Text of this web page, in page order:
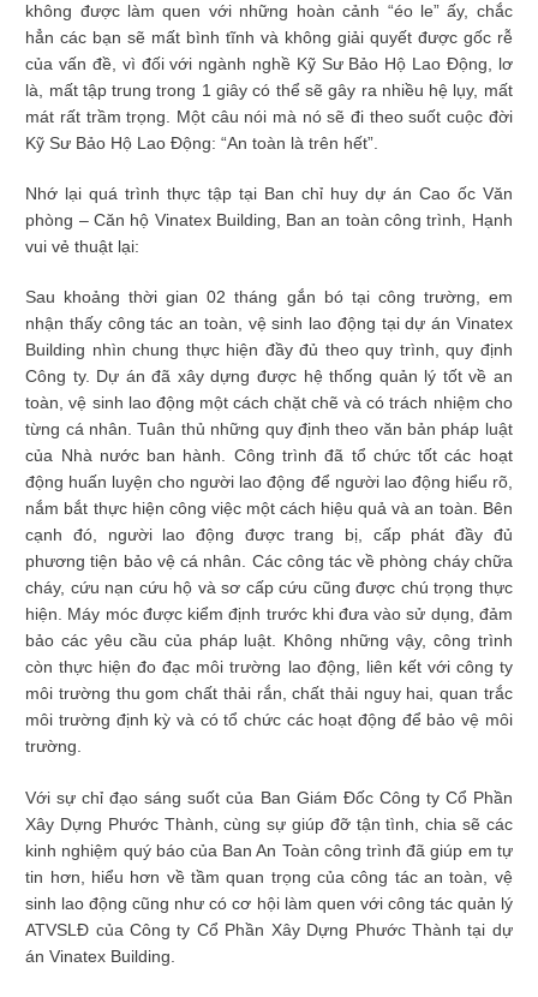
không được làm quen với những hoàn cảnh “éo le” ấy, chắc
hẳn các bạn sẽ mất bình tĩnh và không giải quyết được gốc rễ
của vấn đề, vì đối với ngành nghề Kỹ Sư Bảo Hộ Lao Động, lơ
là, mất tập trung trong 1 giây có thể sẽ gây ra nhiều hệ lụy, mất
mát rất trầm trọng. Một câu nói mà nó sẽ đi theo suốt cuộc đời
Kỹ Sư Bảo Hộ Lao Động: “An toàn là trên hết”.
Nhớ lại quá trình thực tập tại Ban chỉ huy dự án Cao ốc Văn
phòng – Căn hộ Vinatex Building, Ban an toàn công trình, Hạnh
vui vẻ thuật lại:
Sau khoảng thời gian 02 tháng gắn bó tại công trường, em
nhận thấy công tác an toàn, vệ sinh lao động tại dự án Vinatex
Building nhìn chung thực hiện đầy đủ theo quy trình, quy định
Công ty. Dự án đã xây dựng được hệ thống quản lý tốt về an
toàn, vệ sinh lao động một cách chặt chẽ và có trách nhiệm cho
từng cá nhân. Tuân thủ những quy định theo văn bản pháp luật
của Nhà nước ban hành. Công trình đã tổ chức tốt các hoạt
động huấn luyện cho người lao động để người lao động hiểu rõ,
nắm bắt thực hiện công việc một cách hiệu quả và an toàn. Bên
cạnh đó, người lao động được trang bị, cấp phát đầy đủ
phương tiện bảo vệ cá nhân. Các công tác về phòng cháy chữa
cháy, cứu nạn cứu hộ và sơ cấp cứu cũng được chú trọng thực
hiện. Máy móc được kiểm định trước khi đưa vào sử dụng, đảm
bảo các yêu cầu của pháp luật. Không những vậy, công trình
còn thực hiện đo đạc môi trường lao động, liên kết với công ty
môi trường thu gom chất thải rắn, chất thải nguy hai, quan trắc
môi trường định kỳ và có tổ chức các hoạt động để bảo vệ môi
trường.
Với sự chỉ đạo sáng suốt của Ban Giám Đốc Công ty Cổ Phần
Xây Dựng Phước Thành, cùng sự giúp đỡ tận tình, chia sẽ các
kinh nghiệm quý báo của Ban An Toàn công trình đã giúp em tự
tin hơn, hiểu hơn về tầm quan trọng của công tác an toàn, vệ
sinh lao động cũng như có cơ hội làm quen với công tác quản lý
ATVSLĐ của Công ty Cổ Phần Xây Dựng Phước Thành tại dự
án Vinatex Building.